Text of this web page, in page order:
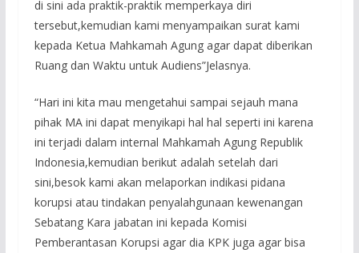
di sini ada praktik-praktik memperkaya diri
tersebut,kemudian kami menyampaikan surat kami
kepada Ketua Mahkamah Agung agar dapat diberikan
Ruang dan Waktu untuk Audiens”Jelasnya.
“Hari ini kita mau mengetahui sampai sejauh mana
pihak MA ini dapat menyikapi hal hal seperti ini karena
ini terjadi dalam internal Mahkamah Agung Republik
Indonesia,kemudian berikut adalah setelah dari
sini,besok kami akan melaporkan indikasi pidana
korupsi atau tindakan penyalahgunaan kewenangan
Sebatang Kara jabatan ini kepada Komisi
Pemberantasan Korupsi agar dia KPK juga agar bisa